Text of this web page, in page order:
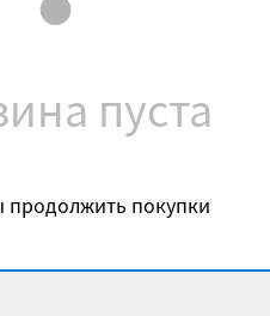
пуста
продолжить покупки